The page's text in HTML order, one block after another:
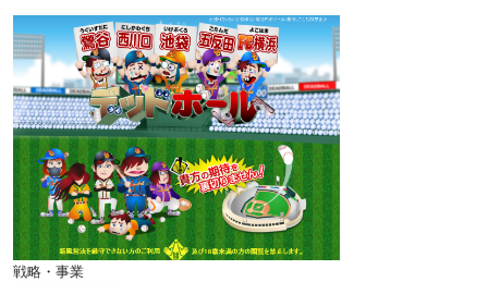
戦略・事業